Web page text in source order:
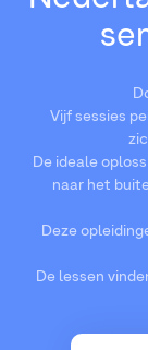
Vijf sessies
De ideale
naar het
Deze
De lessen